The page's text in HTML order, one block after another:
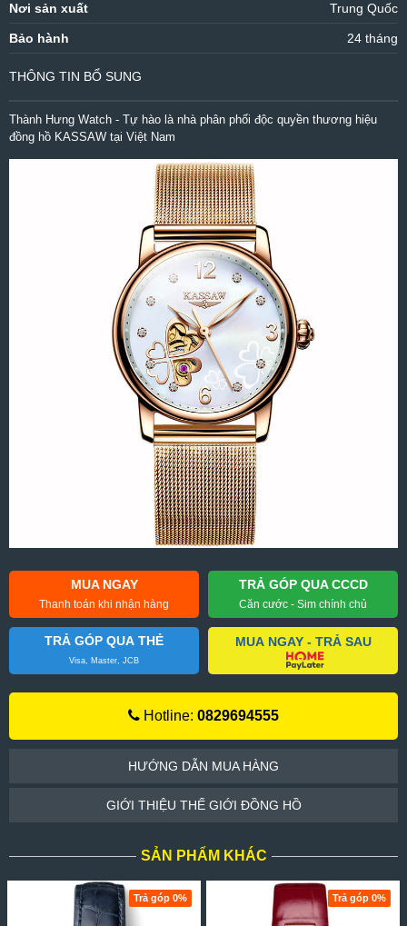
Nơi sản xuất Trung Quốc
Bảo hành 24 tháng
THÔNG TIN BỔ SUNG
Thành Hưng Watch - Tự hào là nhà phân phối độc quyền thương hiệu
đồng hồ KASSAW tại Việt Nam
MUA NGAY
Thanh toán khi nhận hàng
TRẢ GÓP QUA CCCD
Căn cước - Sim chính chủ
TRẢ GÓP QUA THẺ
Visa, Master, JCB
MUA NGAY - TRẢ SAU
Hotline: 0829694555
HƯỚNG DẪN MUA HÀNG
GIỚI THIỆU THẾ GIỚI ĐỒNG HỒ
SẢN PHẨM KHÁC
Trả góp 0% Trả góp 0%